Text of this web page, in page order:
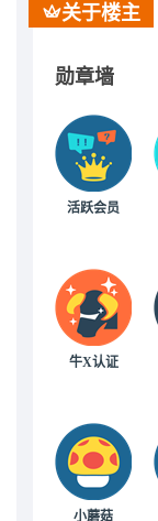
关于楼主
勋章墙
活跃会员
牛X认证
小蘑菇